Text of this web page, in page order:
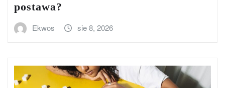
postawa?
Ekwos sie 8, 2026